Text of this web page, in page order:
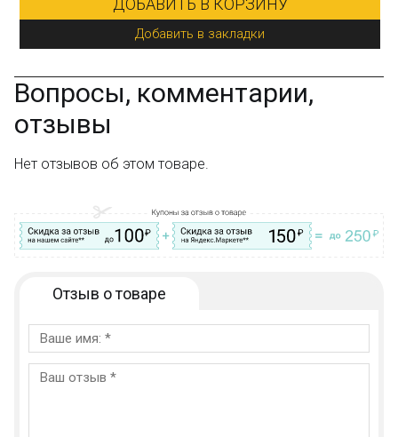
Вопросы, комментарии,
отзывы
Нет отзывов об этом товаре.
Отзыв о товаре